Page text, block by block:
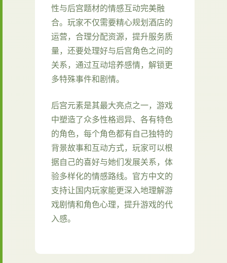
性与后宫题材的情感互动完美融
合。玩家不仅需要精心规划酒店的
运营，合理分配资源，提升服务质
量，还要处理好与后宫角色之间的
关系，通过互动培养感情，解锁更
多特殊事件和剧情。
后宫元素是其最大亮点之一，游戏
中塑造了众多性格迥异、各有特色
的角色，每个角色都有自己独特的
背景故事和互动方式，玩家可以根
据自己的喜好与她们发展关系，体
验多样化的情感路线。官方中文的
支持让国内玩家能更深入地理解游
戏剧情和角色心理，提升游戏的代
入感。